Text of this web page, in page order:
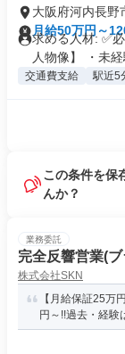
大阪府河内長野
月給50万円～
求める人材: ✅
人物像】 ・未経
交通費支給 駅近5
この条件を保
んか？
業務委託
完全反響営業(
株式会社SKN
【月給保証25万
円～!!過去・経験